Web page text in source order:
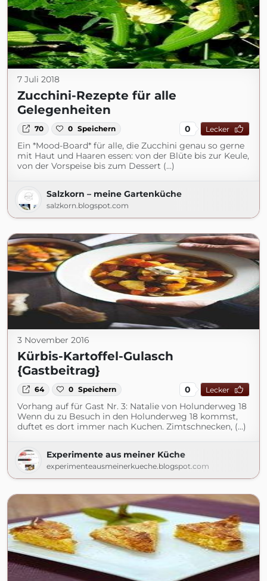
7 Juli 2018
Zucchini-Rezepte für alle
Gelegenheiten
70 0 Speichern 0 Lecker
Ein *Mood-Board* für alle, die Zucchini genau so gerne
mit Haut und Haaren essen: von der Blüte bis zur Keule,
von der Vorspeise bis zum Dessert (...)
Salzkorn – meine Gartenküche
salzkorn.blogspot.com
3 November 2016
Kürbis-Kartoffel-Gulasch
{Gastbeitrag}
64 0 Speichern 0 Lecker
Vorhang auf für Gast Nr. 3: Natalie von Holunderweg 18
Wenn du zu Besuch in den Holunderweg 18 kommst,
duftet es dort immer nach Kuchen. Zimtschnecken, (...)
Experimente aus meiner Küche
experimenteausmeinerkueche.blogspot.com